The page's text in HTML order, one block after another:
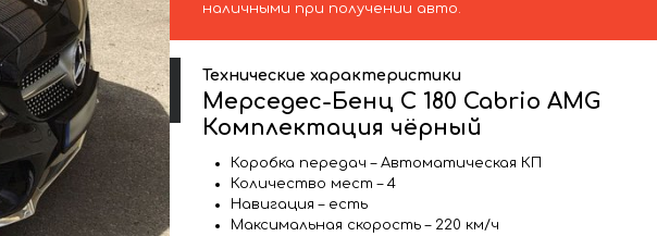
наличными при получении авто.
Технические характеристики
Мерседес-Бенц C 180 Cabrio AMG
Комплектация чёрный
Коробка передач – Автоматическая КП
Количество мест – 4
Навигация – есть
Максимальная скорость – 220 км/ч